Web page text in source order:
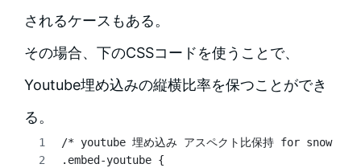
されるケースもある。
その場合、下のCSSコードを使うことで、
Youtube埋め込みの縦横比率を保つことができ
る。
/* youtube 埋め込み アスペクト比保持 for snow
.embed-youtube {